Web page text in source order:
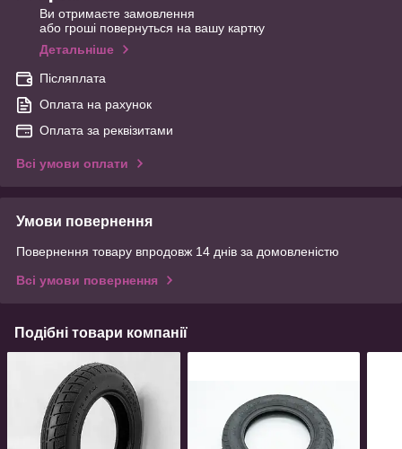
Ви отримаєте замовлення
або гроші повернуться на вашу картку
Детальніше
Післяплата
Оплата на рахунок
Оплата за реквізитами
Всі умови оплати
Умови повернення
Повернення товару впродовж 14 днів за домовленістю
Всі умови повернення
Подібні товари компанії